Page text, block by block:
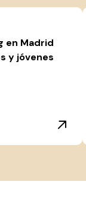
en Madrid
y jóvenes